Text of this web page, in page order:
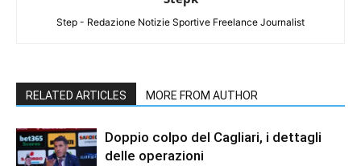
Step - Redazione Notizie Sportive Freelance Journalist
RELATED ARTICLES MORE FROM AUTHOR
Doppio colpo del Cagliari, i dettagli
delle operazioni